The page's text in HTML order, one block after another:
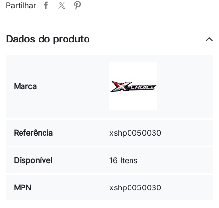
Partilhar
Dados do produto
Marca
Referência xshp0050030
Disponível 16 Itens
MPN xshp0050030